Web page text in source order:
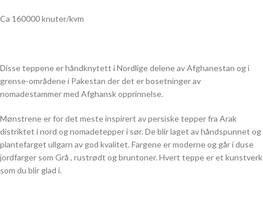
Ca 160000 knuter/kvm
Disse teppene er håndknytett i Nordlige delene av Afghanestan og i
grense-områdene i Pakestan der det er bosetninger av
nomadestammer med Afghansk opprinnelse.
Mønstrene er for det meste inspirert av persiske tepper fra Arak
distriktet i nord og nomadetepper i sør. De blir laget av håndspunnet og
plantefarget ullgarn av god kvalitet. Fargene er moderne og går i duse
jordfarger som Grå , rustrødt og bruntoner. Hvert teppe er et kunstverk
som du blir glad i.